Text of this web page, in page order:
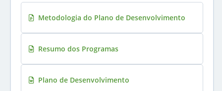
Metodologia do Plano de Desenvolvimento
Resumo dos Programas
Plano de Desenvolvimento